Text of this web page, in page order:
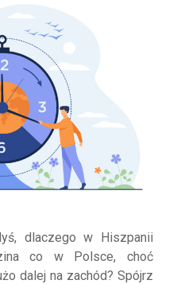
dlaczego w Hiszpanii
co w Polsce, choć
dalej na zachód? Spójrz